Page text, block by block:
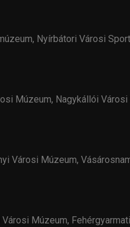
Nyírbátori Városi
Múzeum, Nagykállói
Városi Múzeum,
Városi Múzeum,